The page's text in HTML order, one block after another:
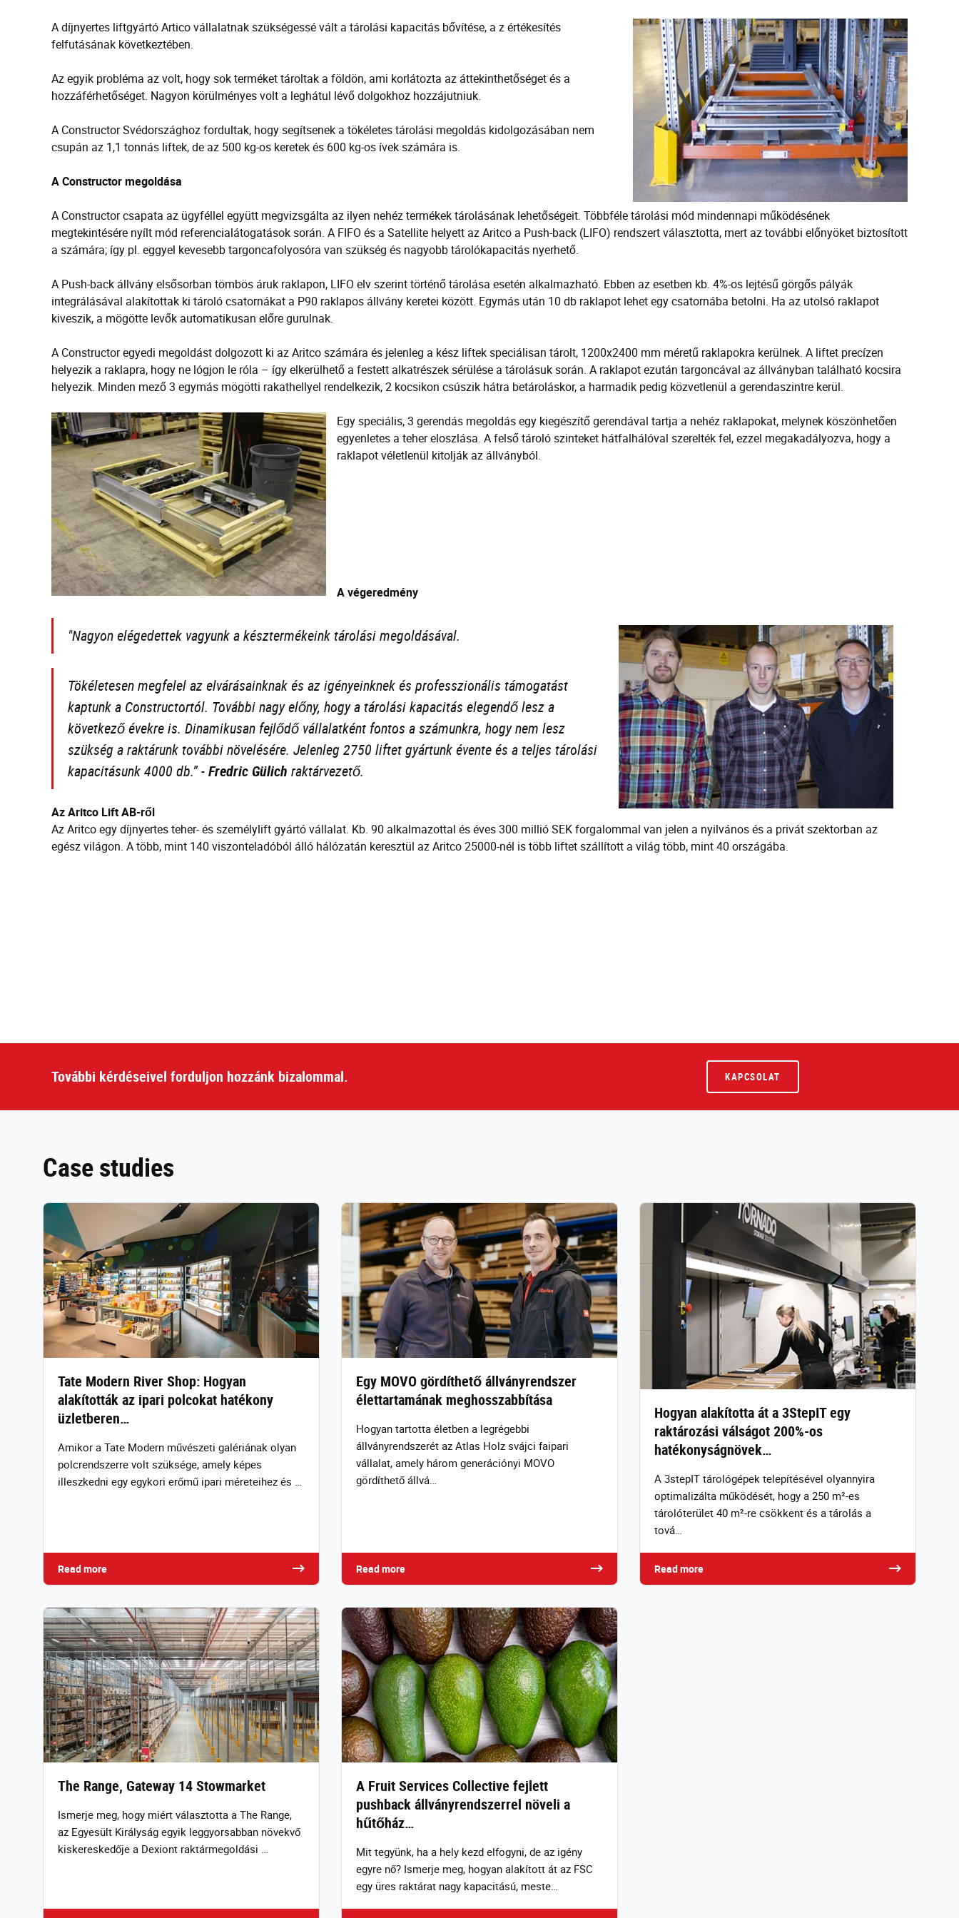
A díjnyertes liftgyártó Artico vállalatnak szükségessé vált a tárolási kapacitás bővítése, a z értékesítés
felfutásának következtében.
Az egyik probléma az volt, hogy sok terméket tároltak a földön, ami korlátozta az áttekinthetőséget és a
hozzáférhetőséget. Nagyon körülményes volt a leghátul lévő dolgokhoz hozzájutniuk.
A Constructor Svédországhoz fordultak, hogy segítsenek a tökéletes tárolási megoldás kidolgozásában nem
csupán az 1,1 tonnás liftek, de az 500 kg-os keretek és 600 kg-os ívek számára is.
A Constructor megoldása
A Constructor csapata az ügyféllel együtt megvizsgálta az ilyen nehéz termékek tárolásának lehetőségeit. Többféle tárolási mód mindennapi működésének
megtekintésére nyílt mód referencialátogatások során. A FIFO és a Satellite helyett az Aritco a Push-back (LIFO) rendszert választotta, mert az további előnyöket biztosított
a számára; így pl. eggyel kevesebb targoncafolyosóra van szükség és nagyobb tárolókapacitás nyerhető.
A Push-back állvány elsősorban tömbös áruk raklapon, LIFO elv szerint történő tárolása esetén alkalmazható. Ebben az esetben kb. 4%-os lejtésű görgős pályák
integrálásával alakítottak ki tároló csatornákat a P90 raklapos állvány keretei között. Egymás után 10 db raklapot lehet egy csatornába betolni. Ha az utolsó raklapot
kiveszik, a mögötte levők automatikusan előre gurulnak.
A Constructor egyedi megoldást dolgozott ki az Aritco számára és jelenleg a kész liftek speciálisan tárolt, 1200x2400 mm méretű raklapokra kerülnek. A liftet precízen
helyezik a raklapra, hogy ne lógjon le róla – így elkerülhető a festett alkatrészek sérülése a tárolásuk során. A raklapot ezután targoncával az állványban található kocsira
helyezik. Minden mező 3 egymás mögötti rakathellyel rendelkezik, 2 kocsikon csúszik hátra betároláskor, a harmadik pedig közvetlenül a gerendaszintre kerül.
Egy speciális, 3 gerendás megoldás egy kiegészítő gerendával tartja a nehéz raklapokat, melynek köszönhetően
egyenletes a teher eloszlása. A felső tároló szinteket hátfalhálóval szerelték fel, ezzel megakadályozva, hogy a
raklapot véletlenül kitolják az állványból.
A végeredmény
"Nagyon elégedettek vagyunk a késztermékeink tárolási megoldásával.
Tökéletesen megfelel az elvárásainknak és az igényeinknek és professzionális támogatást
kaptunk a Constructortól. További nagy előny, hogy a tárolási kapacitás elegendő lesz a
következő évekre is. Dinamikusan fejlődő vállalatként fontos a számunkra, hogy nem lesz
szükség a raktárunk további növelésére. Jelenleg 2750 liftet gyártunk évente és a teljes tárolási
kapacitásunk 4000 db.”-Fredric Gülich raktárvezető.
Az Aritco Lift AB-ről
Az Aritco egy díjnyertes teher- és személylift gyártó vállalat. Kb. 90 alkalmazottal és éves 300 millió SEK forgalommal van jelen a nyilvános és a privát szektorban az
egész világon. A több, mint 140 viszonteladóból álló hálózatán keresztül az Aritco 25000-nél is több liftet szállított a világ több, mint 40 országába.
További kérdéseivel forduljon hozzánk bizalommal. KAPCSOLAT
Case studies
Tate Modern River Shop: Hogyan
alakították az ipari polcokat hatékony
üzletberen…
Amikor a Tate Modern művészeti galériának olyan
polcrendszerre volt szüksége, amely képes
illeszkedni egy egykori erőmű ipari méreteihez és …
Read more
Egy MOVO gördíthető állványrendszer
élettartamának meghosszabbítása
Hogyan tartotta életben a legrégebbi
állványrendszerét az Atlas Holz svájci faipari
vállalat, amely három generációnyi MOVO
gördíthető állvá…
Read more
Hogyan alakította át a 3StepIT egy
raktározási válságot 200%-os
hatékonyságnövek…
A 3stepIT tárológépek telepítésével olyannyira
optimalizálta működését, hogy a 250 m²-es
tárolóterület 40 m²-re csökkent és a tárolás a
tová…
Read more
The Range, Gateway 14 Stowmarket
Ismerje meg, hogy miért választotta a The Range,
az Egyesült Királyság egyik leggyorsabban növekvő
kiskereskedője a Dexiont raktármegoldási …
A Fruit Services Collective fejlett
pushback állványrendszerrel növeli a
hűtőház…
Mit tegyünk, ha a hely kezd elfogyni, de az igény
egyre nő? Ismerje meg, hogyan alakított át az FSC
egy üres raktárat nagy kapacitású, meste…